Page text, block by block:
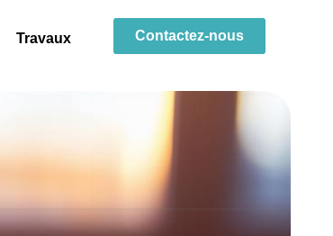
Travaux Contactez-nous